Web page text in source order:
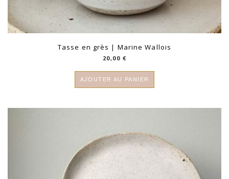
Tasse en grès | Marine Wallois
20,00 €
AJOUTER AU PANIER